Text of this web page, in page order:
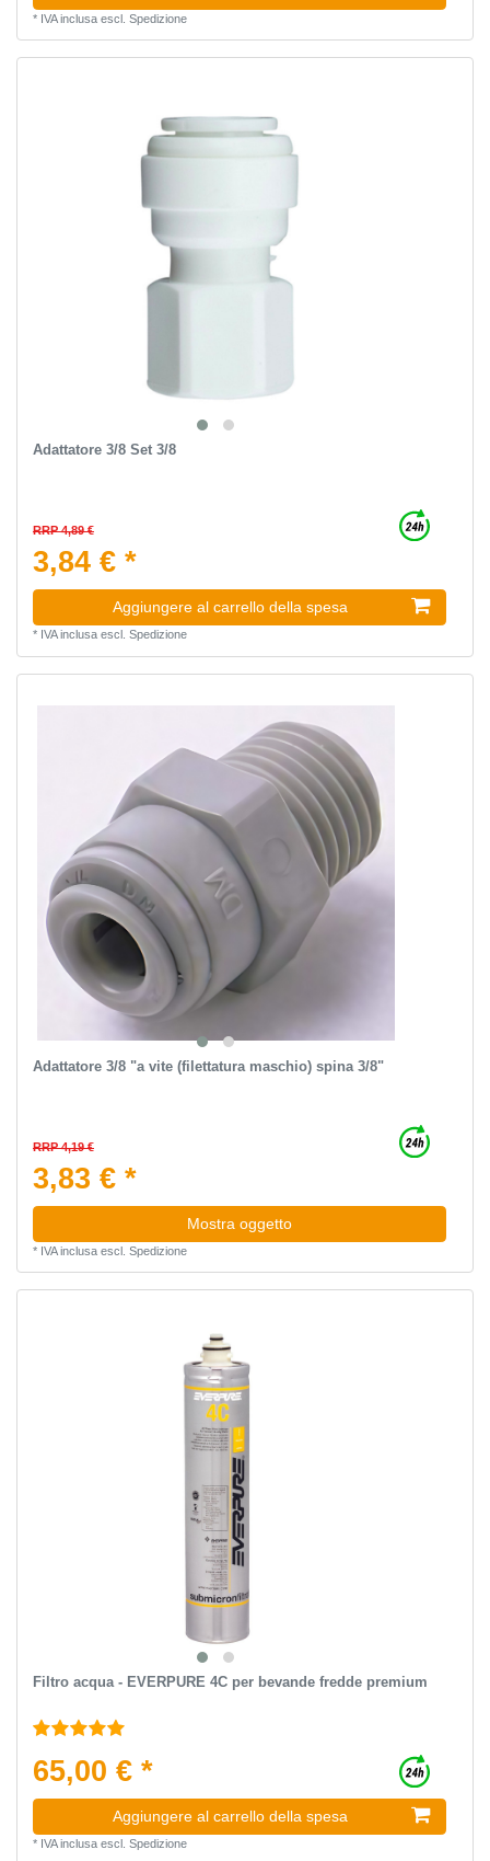
* IVA inclusaescl. Spedizione
Adattatore 3/8 Set 3/8
RRP 4,89 €
3,84 € *
Aggiungere al carrello della spesa
* IVA inclusaescl. Spedizione
Adattatore 3/8 "a vite (filettatura maschio) spina 3/8"
RRP 4,19 €
3,83 € *
Mostra oggetto
* IVA inclusaescl. Spedizione
Filtro acqua - EVERPURE 4C per bevande fredde premium
65,00 € *
Aggiungere al carrello della spesa
* IVA inclusaescl. Spedizione